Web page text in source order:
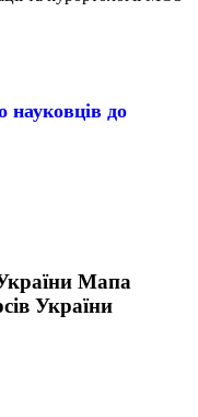
науковців до
Мапа
України